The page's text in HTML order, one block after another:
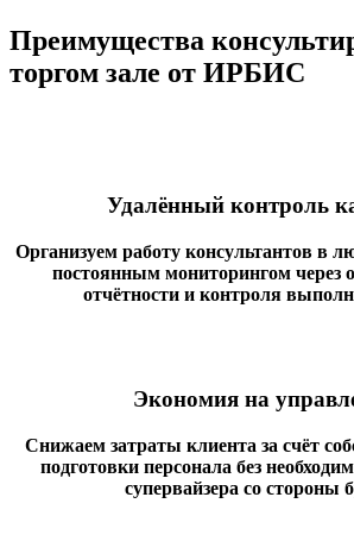
Преимущества
торгом зале от ИРБИС
Удалённый контроль
Организуем работу консультантов в
постоянным мониторингом через
отчётности и контроля
Экономия на
Снижаем затраты клиента за счёт
подготовки персонала без
супервайзера со стороны